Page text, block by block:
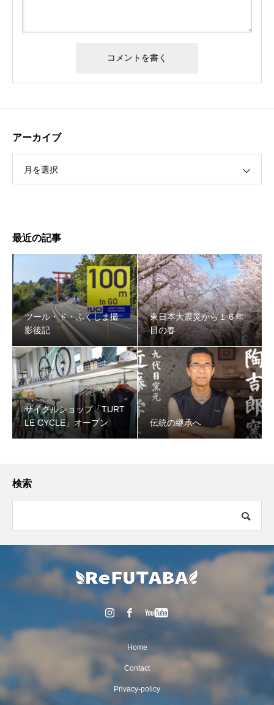
アーカイブ
月を選択
最近の記事
ツール・ド・ふくしま撮
影後記
東日本大震災から１６年
目の春
サイクルショップ「TURT
LE CYCLE」オープン
伝統の継承へ
検索
Home
Contact
Privacy-policy